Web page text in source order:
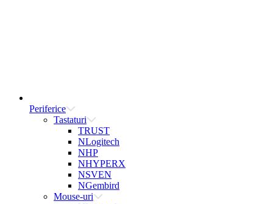
Periferice
Tastaturi
TRUST
NLogitech
NHP
NHYPERX
NSVEN
NGembird
Mouse-uri